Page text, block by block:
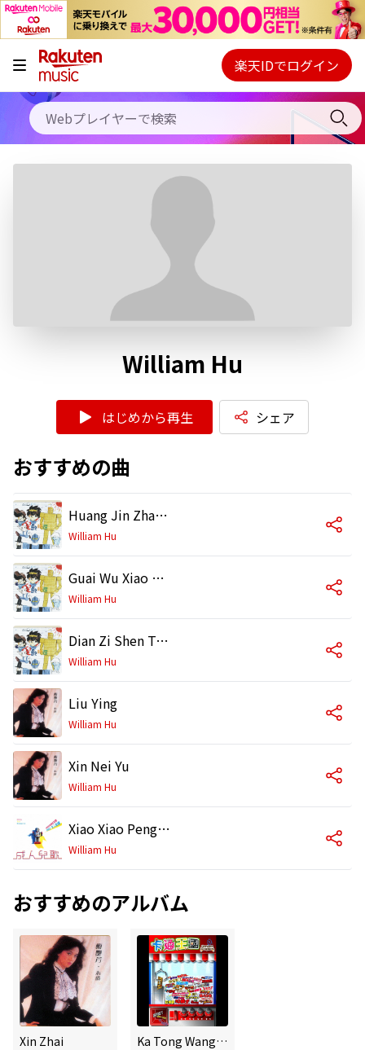
キャンペーン
料金プラン
使い方
Webプレイヤー
ご契約内容の確認・変更
楽天IDでログイン
William Hu
はじめから再生 シェア
おすすめの曲
Huang Jin Zhan Shi
William Hu
Guai Wu Xiao Huang Zi
William Hu
Dian Zi Shen Tong
William Hu
Liu Ying
William Hu
Xin Nei Yu
William Hu
Xiao Xiao Peng You Zai
William Hu
おすすめのアルバム
Xin Zhai
Ka Tong Wang Guo